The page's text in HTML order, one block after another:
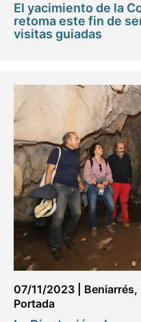
El yacimiento de la
retoma este fin de
visitas guiadas
07/11/2023 Beniarrés,
Portada